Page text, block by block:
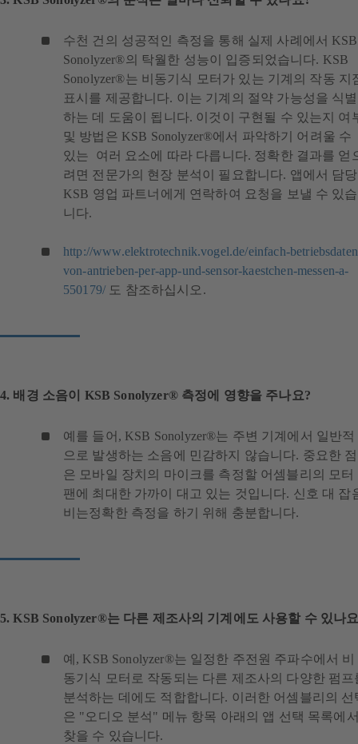
수천 건의 성공적인 측정을 통해 실제 사례에서 KSB
Sonolyzer®의 탁월한 성능이 입증되었습니다. KSB
Sonolyzer®는 비동기식 모터가 있는 기계의 작동 지
표시를 제공합니다. 이는 기계의 절약 가능성을 식별
하는 데 도움이 됩니다. 이것이 구현될 수 있는지 여
및 방법은 KSB Sonolyzer®에서 파악하기 어려울 수
있는 여러 요소에 따라 다릅니다. 정확한 결과를 얻
려면 전문가의 현장 분석이 필요합니다. 앱에서 담당
KSB 영업 파트너에게 연락하여 요청을 보낼 수 있습
니다.
http://www.elektrotechnik.vogel.de/einfach-
von-antrieben-per-app-und-sensor-kaestchen-messen-a-
550179/
림
도 참조하십시오.
4. 배경 소음이 KSB Sonolyzer® 측정에 영향을 주나요?
예를 들어, KSB Sonolyzer®는 주변 기계에서 일반적
으로 발생하는 소음에 민감하지 않습니다. 중요한 점
은 모바일 장치의 마이크를 측정할 어셈블리의 모터
팬에 최대한 가까이 대고 있는 것입니다. 신호 대 잡
비는정확한 측정을 하기 위해 충분합니다.
5. KSB Sonolyzer®는 다른 제조사의 기계에도 사용할 수 있나
예, KSB Sonolyzer®는 일정한 주전원 주파수에서 비
동기식 모터로 작동되는 다른 제조사의 다양한 펌프
분석하는 데에도 적합합니다. 이러한 어셈블리의 선
은 "오디오 분석" 메뉴 항목 아래의 앱 선택 목록에
찾을 수 있습니다.